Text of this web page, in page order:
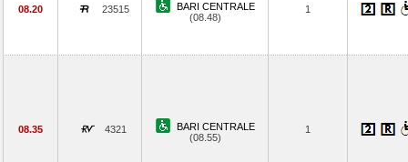
08.20 23515
BARI CENTRALE
(08.48)
1
08.35 4321
BARI CENTRALE
(08.55)
1